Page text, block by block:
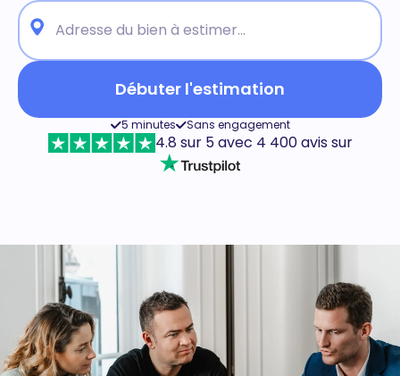
Débuter l'estimation
5 minutes Sans engagement
4.8 sur 5 avec 4 400 avis sur